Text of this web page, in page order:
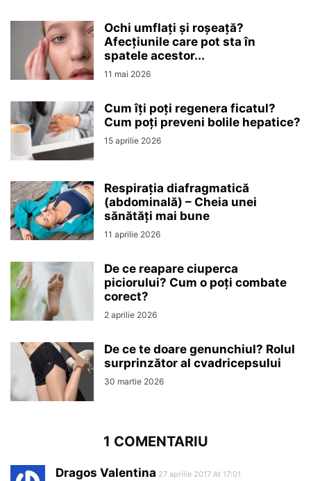
Ochi umflați și roșeață?
Afecțiunile care pot sta în
spatele acestor...
11 mai 2026
Cum îți poți regenera ficatul?
Cum poți preveni bolile hepatice?
15 aprilie 2026
Respirația diafragmatică
(abdominală) – Cheia unei
sănătăți mai bune
11 aprilie 2026
De ce reapare ciuperca
piciorului? Cum o poți combate
corect?
2 aprilie 2026
De ce te doare genunchiul? Rolul
surprinzător al cvadricepsului
30 martie 2026
1 COMENTARIU
Dragos Valentina 27 aprilie 2017 At 17:01